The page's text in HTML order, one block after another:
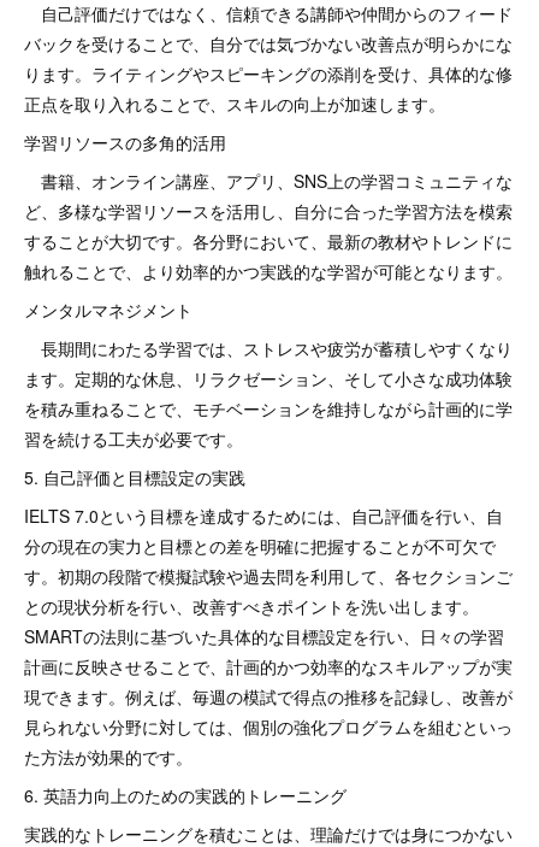
自己評価だけではなく、信頼できる講師や仲間からのフィード
バックを受けることで、自分では気づかない改善点が明らかにな
ります。ライティングやスピーキングの添削を受け、具体的な修
正点を取り入れることで、スキルの向上が加速します。
学習リソースの多角的活用
書籍、オンライン講座、アプリ、SNS上の学習コミュニティな
ど、多様な学習リソースを活用し、自分に合った学習方法を模索
することが大切です。各分野において、最新の教材やトレンドに
触れることで、より効率的かつ実践的な学習が可能となります。
メンタルマネジメント
長期間にわたる学習では、ストレスや疲労が蓄積しやすくなり
ます。定期的な休息、リラクゼーション、そして小さな成功体験
を積み重ねることで、モチベーションを維持しながら計画的に学
習を続ける工夫が必要です。
5. 自己評価と目標設定の実践
IELTS 7.0という目標を達成するためには、自己評価を行い、自
分の現在の実力と目標との差を明確に把握することが不可欠で
す。初期の段階で模擬試験や過去問を利用して、各セクションご
との現状分析を行い、改善すべきポイントを洗い出します。
SMARTの法則に基づいた具体的な目標設定を行い、日々の学習
計画に反映させることで、計画的かつ効率的なスキルアップが実
現できます。例えば、毎週の模試で得点の推移を記録し、改善が
見られない分野に対しては、個別の強化プログラムを組むといっ
た方法が効果的です。
6. 英語力向上のための実践的トレーニング
実践的なトレーニングを積むことは、理論だけでは身につかない